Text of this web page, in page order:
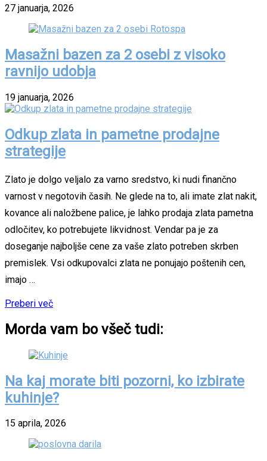
27 januarja, 2026
Masažni bazen za 2 osebi z visoko
ravnijo udobja
19 januarja, 2026
Odkup zlata in pametne prodajne
strategije
Zlato je dolgo veljalo za varno sredstvo, ki nudi finančno
varnost v negotovih časih. Ne glede na to, ali imate zlat nakit,
kovance ali naložbene palice, je lahko prodaja zlata pametna
odločitev, ko potrebujete likvidnost. Vendar pa je za
doseganje najboljše cene za vaše zlato potreben skrben
premislek. Vsi odkupovalci zlata ne ponujajo poštenih cen,
imajo …
Preberi več
Morda vam bo všeč tudi:
Na kaj morate biti pozorni, ko izbirate
kuhinje?
15 aprila, 2026